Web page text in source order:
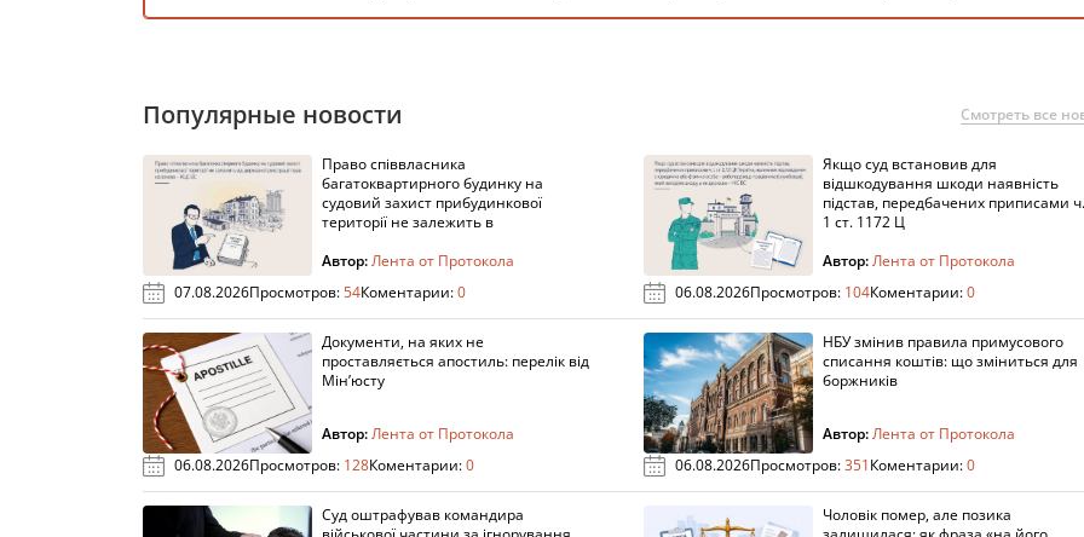
Популярные новости Смотреть все
Право співвласника
багатоквартирного будинку на
судовий захист прибудинкової
території не залежить в
Автор:Лента от Протокола
07.08.2026Просмотров:54Коментарии:0
Якщо суд встановив для
відшкодування шкоди наявність
підстав, передбачених приписами ч.
1 ст. 1172 Ц
Автор:Лента от Протокола
06.08.2026Просмотров: 104Коментарии:0
Документи, на яких не
проставляється апостиль: перелік від
Мін’юсту
Автор:Лента от Протокола
06.08.2026Просмотров: 128Коментарии:0
НБУ змінив правила примусового
списання коштів: що зміниться для
боржників
Автор:Лента от Протокола
06.08.2026Просмотров:351Коментарии:0
Суд оштрафував командира
Чоловік помер, але позика